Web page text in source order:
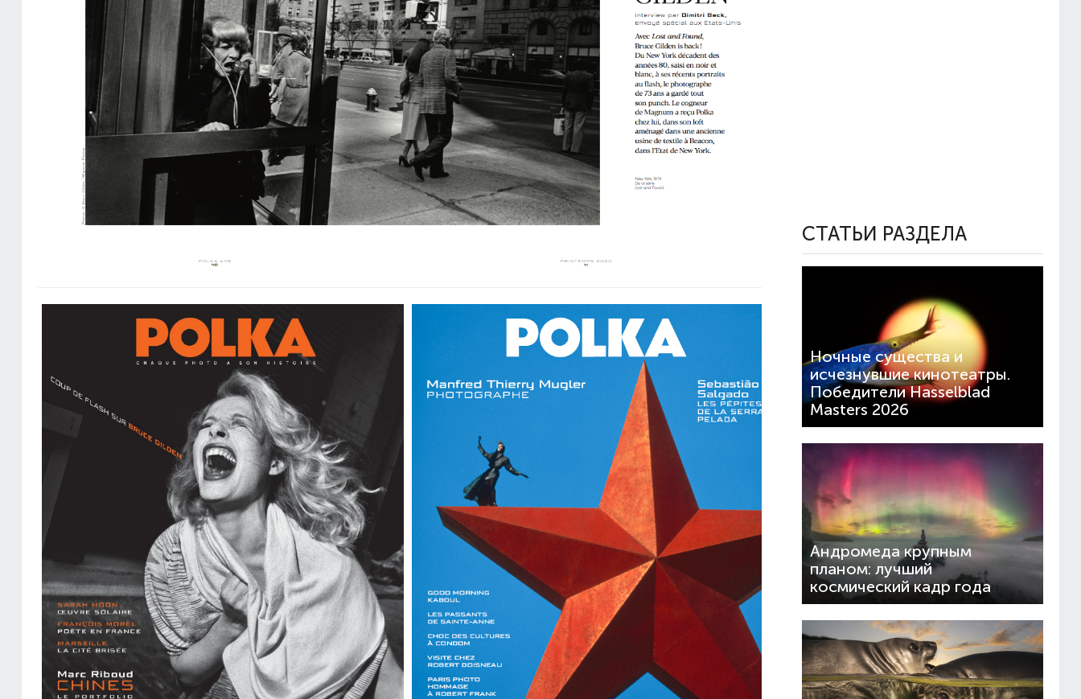
СТАТЬИ РАЗДЕЛА
Ночные существа и
исчезнувшие кинотеатры.
Победители Hasselblad
Masters 2026
Андромеда крупным
планом: лучший
космический кадр года